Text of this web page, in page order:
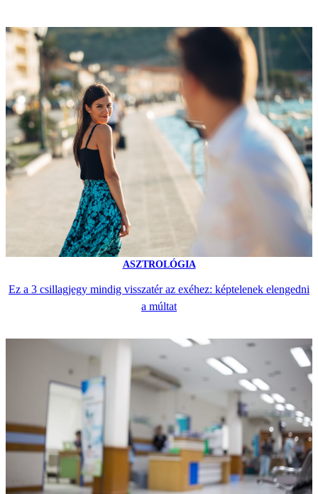
ASZTROLÓGIA
Ez a 3 csillagjegy mindig visszatér az exéhez: képtelenek elengedni
a múltat